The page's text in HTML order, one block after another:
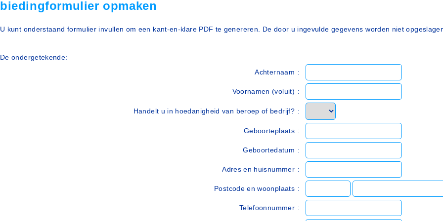
biedingformulier opmaken
U kunt onderstaand formulier invullen om een kant-en-klare PDF te genereren. De door u ingevulde gegevens worden niet
De ondergetekende:
Achternaam :
Voornamen (voluit) :
Handelt u in hoedanigheid van beroep of bedrijf? :
Geboorteplaats :
Geboortedatum :
Adres en huisnummer :
Postcode en woonplaats :
Telefoonnummer :